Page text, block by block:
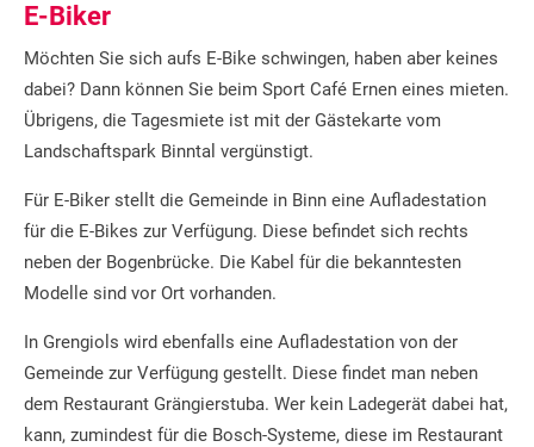
E-Biker
Möchten Sie sich aufs E-Bike schwingen, haben aber keines
dabei? Dann können Sie beim Sport Café Ernen eines mieten.
Übrigens, die Tagesmiete ist mit der Gästekarte vom
Landschaftspark Binntal vergünstigt.
Für E-Biker stellt die Gemeinde in Binn eine Aufladestation
für die E-Bikes zur Verfügung. Diese befindet sich rechts
neben der Bogenbrücke. Die Kabel für die bekanntesten
Modelle sind vor Ort vorhanden.
In Grengiols wird ebenfalls eine Aufladestation von der
Gemeinde zur Verfügung gestellt. Diese findet man neben
dem Restaurant Grängierstuba. Wer kein Ladegerät dabei hat,
kann, zumindest für die Bosch-Systeme, diese im Restaurant